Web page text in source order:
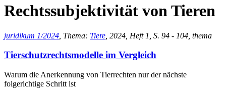
Rechtssubjektivität von Tieren
juridikum 1/2024 , Thema: Tiere , 2024, Heft 1, S. 94 - 104, thema
Tierschutzrechtsmodelle im Vergleich
Warum die Anerkennung von Tierrechten nur der nächste
folgerichtige Schritt ist